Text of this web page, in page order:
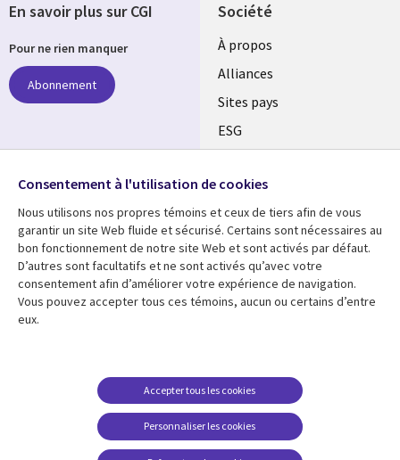
Société
À propos
Alliances
Sites pays
ESG
Fusions
Salle de presse
Ressources
Articles
Études de cas
Baladodiffusions
Support
Restrictions et
conditions juridiques
Carrières FAQ
En savoir plus sur CGI
Pour ne rien manquer
Abonnement
Suivez-nous
Social
Media
Global
FR
Consentement à l'utilisation de cookies
Nous utilisons nos propres témoins et ceux de tiers afin de vous
garantir un site Web fluide et sécurisé. Certains sont nécessaires au
bon fonctionnement de notre site Web et sont activés par défaut.
D’autres sont facultatifs et ne sont activés qu’avec votre
consentement afin d’améliorer votre expérience de navigation.
Vous pouvez accepter tous ces témoins, aucun ou certains d’entre
eux.
Personnaliser les cookies
Accepter tous les cookies